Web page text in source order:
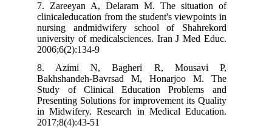
7. Zareeyan A, Delaram M. The situation of
clinicaleducation from the student's viewpoints in
nursing andmidwifery school of Shahrekord
university of medicalsciences. Iran J Med Educ.
2006;6(2):134-9
8. Azimi N, Bagheri R, Mousavi P,
Bakhshandeh-Bavrsad M, Honarjoo M. The
Study of Clinical Education Problems and
Presenting Solutions for improvement its Quality
in Midwifery. Research in Medical Education.
2017;8(4):43-51